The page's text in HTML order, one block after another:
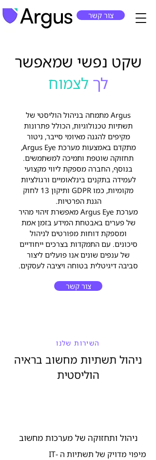
צור קשר
​​שקט נפשי שמאפשר
לך לצמוח
Argus מתמחה בניהול הוליסטי של
תשתיות טכנולוגיות, הכולל פתרונות
מקיפים להגנה מאיומי סייבר, ניטור
מתקדם באמצעות מערכת Argus Eye,
תחזוקה שוטפת ותמיכה למשתמשים.
בנוסף, החברה מספקת ליווי מקצועי
לעמידה בתקנים בינלאומיים ורגולציות
מקומיות, כמו GDPR ותיקון 13 לחוק
הגנת הפרטיות.
מערכת Argus Eye מאפשרת זיהוי מהיר
של פערים באבטחת המידע בזמן אמת
ומספקת דוחות מפורטים לניהול
סיכונים. עם התמקדות בצרכים ייחודיים
של ענפים שונים אנו פועלים ליצור
סביבה דיגיטלית בטוחה ויציבה לעסקים.
צור קשר
השירות שלנו
ניהול תשתיות מחשוב בראיה
הוליסטית
ניהול ותחזוקה של מערכות מחשוב
מיפוי מדויק של תשתיות ה -IT